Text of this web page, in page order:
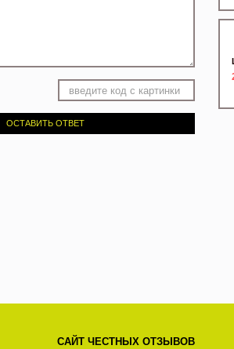
ОСТАВИТЬ ОТВЕТ
САЙТ ЧЕСТНЫХ ОТЗЫВОВ